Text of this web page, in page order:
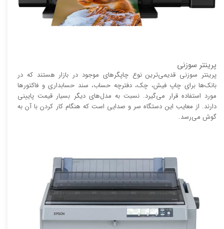
پرینتر سوزنی
پرینتر سوزنی قدیمی‌ترین نوع چاپگر‌های موجود در بازار هستند که در
بانک‌ها برای چاپ فیش، چک، دفترچه حساب، سند حسابداری و فاکتور‌ها
مورد استفاده قرار می‌گیرد. نسبت به مدل‌های دیگر بسیار قیمت پایینی
دارند. از معایب این دستگاه سر و صدایی است که هنگام کار کردن با آن به
گوش می‌رسد.